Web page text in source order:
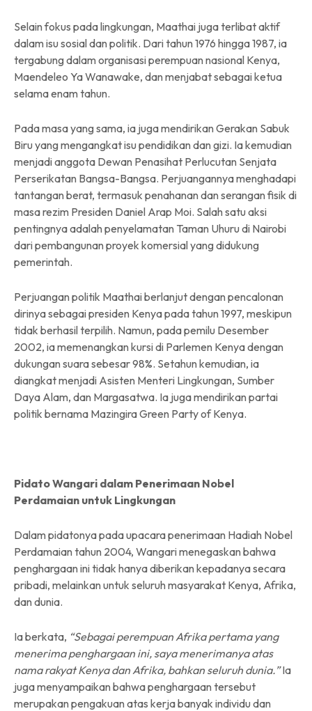
Selain fokus pada lingkungan, Maathai juga terlibat aktif
dalam isu sosial dan politik. Dari tahun 1976 hingga 1987, ia
tergabung dalam organisasi perempuan nasional Kenya,
Maendeleo Ya Wanawake, dan menjabat sebagai ketua
selama enam tahun.
Pada masa yang sama, ia juga mendirikan Gerakan Sabuk
Biru yang mengangkat isu pendidikan dan gizi. Ia kemudian
menjadi anggota Dewan Penasihat Perlucutan Senjata
Perserikatan Bangsa-Bangsa. Perjuangannya menghadapi
tantangan berat, termasuk penahanan dan serangan fisik di
masa rezim Presiden Daniel Arap Moi. Salah satu aksi
pentingnya adalah penyelamatan Taman Uhuru di Nairobi
dari pembangunan proyek komersial yang didukung
pemerintah.
Perjuangan politik Maathai berlanjut dengan pencalonan
dirinya sebagai presiden Kenya pada tahun 1997, meskipun
tidak berhasil terpilih. Namun, pada pemilu Desember
2002, ia memenangkan kursi di Parlemen Kenya dengan
dukungan suara sebesar 98%. Setahun kemudian, ia
diangkat menjadi Asisten Menteri Lingkungan, Sumber
Daya Alam, dan Margasatwa. Ia juga mendirikan partai
politik bernama Mazingira Green Party of Kenya.
Pidato Wangari dalam Penerimaan Nobel
Perdamaian untuk Lingkungan
Dalam pidatonya pada upacara penerimaan Hadiah Nobel
Perdamaian tahun 2004, Wangari menegaskan bahwa
penghargaan ini tidak hanya diberikan kepadanya secara
pribadi, melainkan untuk seluruh masyarakat Kenya, Afrika,
dan dunia.
Ia berkata, “Sebagai perempuan Afrika pertama yang
menerima penghargaan ini, saya menerimanya atas
nama rakyat Kenya dan Afrika, bahkan seluruh dunia.”Ia
juga menyampaikan bahwa penghargaan tersebut
merupakan pengakuan atas kerja banyak individu dan